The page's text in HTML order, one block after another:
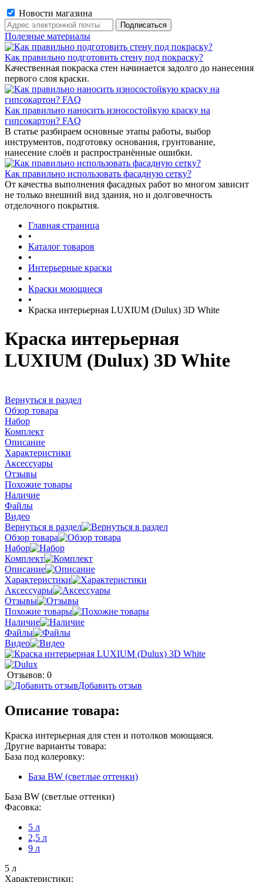
Новости магазина
Полезные материалы
Как правильно подготовить стену под покраску?
Качественная покраска стен начинается задолго до нанесения
первого слоя краски.
Как правильно наносить износостойкую краску на
гипсокартон? FAQ
В статье разбираем основные этапы работы, выбор
инструментов, подготовку основания, грунтование,
нанесение слоёв и распространённые ошибки.
Как правильно использовать фасадную сетку?
От качества выполнения фасадных работ во многом зависит
не только внешний вид здания, но и долговечность
отделочного покрытия.
Главная страница
•
Каталог товаров
•
Интерьерные краски
•
Краски моющиеся
•
Краска интерьерная LUXIUM (Dulux) 3D White
Краска интерьерная
LUXIUM (Dulux) 3D White
Вернуться в раздел
Обзор товара
Набор
Комплект
Описание
Характеристики
Аксессуары
Отзывы
Похожие товары
Наличие
Файлы
Видео
Вернуться в раздел
Обзор товара
Набор
Комплект
Описание
Характеристики
Аксессуары
Отзывы
Похожие товары
Наличие
Файлы
Видео
Отзывов: 0
Добавить отзыв
Описание товара:
Краска интерьерная для стен и потолков моющаяся.
Другие варианты товара:
База под колеровку:
База BW (светлые оттенки)
База BW (светлые оттенки)
Фасовка:
5 л
2,5 л
9 л
5 л
Характеристики: